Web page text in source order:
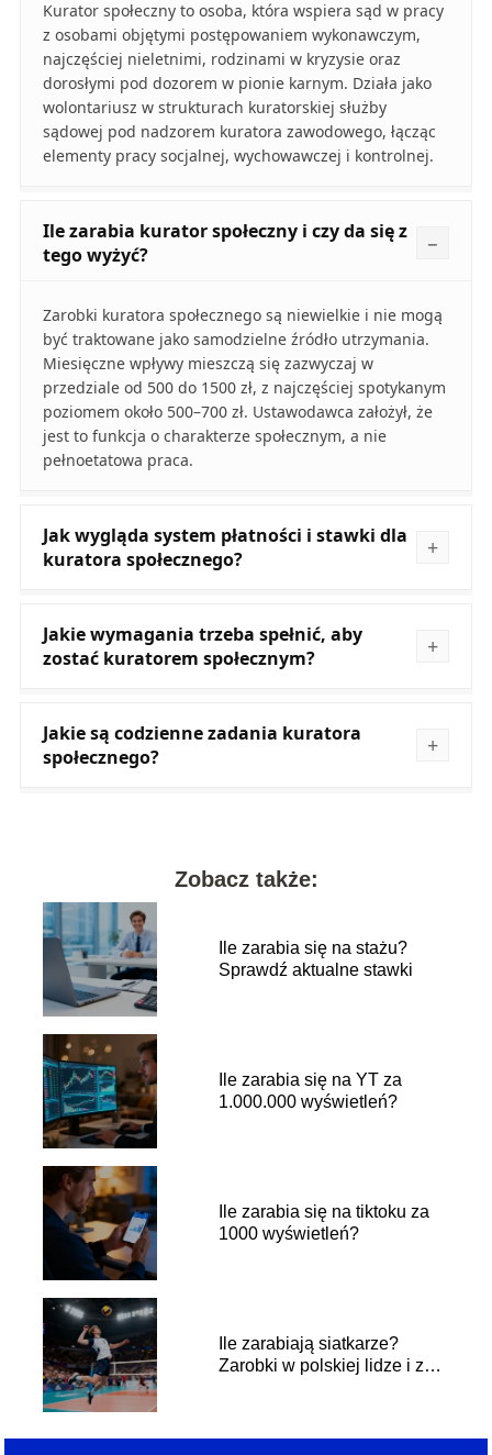
Kurator społeczny to osoba, która wspiera sąd w pracy
z osobami objętymi postępowaniem wykonawczym,
najczęściej nieletnimi, rodzinami w kryzysie oraz
dorosłymi pod dozorem w pionie karnym. Działa jako
wolontariusz w strukturach kuratorskiej służby
sądowej pod nadzorem kuratora zawodowego, łącząc
elementy pracy socjalnej, wychowawczej i kontrolnej.
Ile zarabia kurator społeczny i czy da się z
tego wyżyć?
Zarobki kuratora społecznego są niewielkie i nie mogą
być traktowane jako samodzielne źródło utrzymania.
Miesięczne wpływy mieszczą się zazwyczaj w
przedziale od 500 do 1500 zł, z najczęściej spotykanym
poziomem około 500–700 zł. Ustawodawca założył, że
jest to funkcja o charakterze społecznym, a nie
pełnoetatowa praca.
Jak wygląda system płatności i stawki dla
kuratora społecznego?
Jakie wymagania trzeba spełnić, aby
zostać kuratorem społecznym?
Jakie są codzienne zadania kuratora
społecznego?
Zobacz także:
Ile zarabia się na stażu?
Sprawdź aktualne stawki
Ile zarabia się na YT za
1.000.000 wyświetleń?
Ile zarabia się na tiktoku za
1000 wyświetleń?
Ile zarabiają siatkarze?
Zarobki w polskiej lidze i za